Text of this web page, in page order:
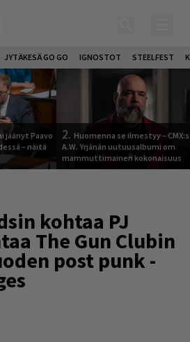
JYTÄKESÄ GO GO IGNOSTOT STEELFEST
Paavo
– näitä
2. Huomenna se ilmestyy –
A.W. Yrjänän uutuusalbumi om
mammuttimainen kokonaisuus
kohtaa PJ
The Gun Clubin
post punk -